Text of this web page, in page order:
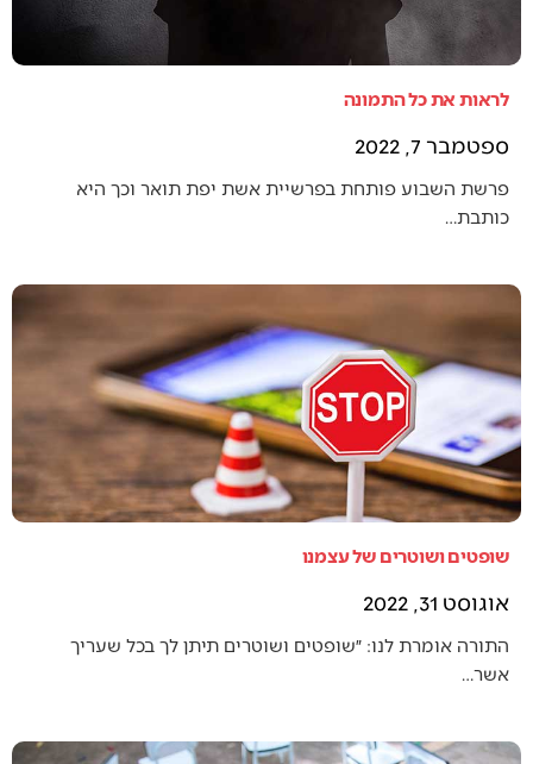
לראות את כל התמונה
ספטמבר 7, 2022
פרשת השבוע פותחת בפרשיית אשת יפת תואר וכך היא
כותבת…
שופטים ושוטרים של עצמנו
אוגוסט 31, 2022
התורה אומרת לנו: ״שופטים ושוטרים תיתן לך בכל שעריך
אשר…